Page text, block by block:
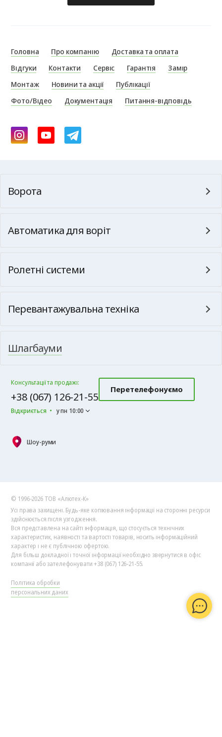
Головна Про компанію
Доставка та оплата
Відгуки
Контакти Сервіс Гарантія
Замір
Монтаж
Новини та акції
Публікації
Фото/Відео
Документація Питання-відповідь
Ворота
Автоматика для воріт
Ролетні системи
Перевантажувальна техніка
Шлагбауми
Консультації та продажі:
+38 (067) 126-21-55
Відкриється у пн 10:00
Перетелефонуємо
Шоу-руми
© 1996-2026 ТОВ «Алютех‑К»
Усі права захищені. Будь-яке копіювання інформації на сторонні ресурси
здійснюється після узгодження.
Вся представлена на сайті інформація, що стосується технічних
характеристик, наявності та вартості товарів, носить інформаційний
характер і не є публічною офертою.
Для більш докладної і точної інформації необхідно звернутися в офіс
компанії або зателефонувати +38 (067) 126-21-55.
Політика обробки
персональних даних